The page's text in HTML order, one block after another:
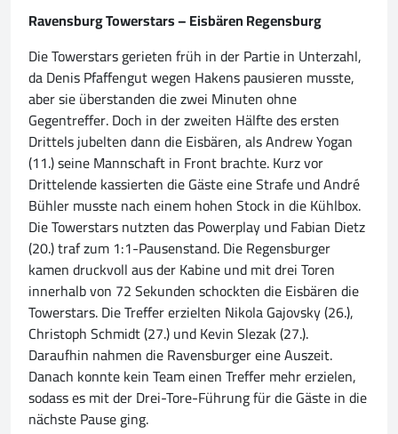
Ravensburg Towerstars – Eisbären Regensburg
Die Towerstars gerieten früh in der Partie in Unterzahl,
da Denis Pfaffengut wegen Hakens pausieren musste,
aber sie überstanden die zwei Minuten ohne
Gegentreffer. Doch in der zweiten Hälfte des ersten
Drittels jubelten dann die Eisbären, als Andrew Yogan
(11.) seine Mannschaft in Front brachte. Kurz vor
Drittelende kassierten die Gäste eine Strafe und André
Bühler musste nach einem hohen Stock in die Kühlbox.
Die Towerstars nutzten das Powerplay und Fabian Dietz
(20.) traf zum 1:1-Pausenstand. Die Regensburger
kamen druckvoll aus der Kabine und mit drei Toren
innerhalb von 72 Sekunden schockten die Eisbären die
Towerstars. Die Treffer erzielten Nikola Gajovsky (26.),
Christoph Schmidt (27.) und Kevin Slezak (27.).
Daraufhin nahmen die Ravensburger eine Auszeit.
Danach konnte kein Team einen Treffer mehr erzielen,
sodass es mit der Drei-Tore-Führung für die Gäste in die
nächste Pause ging.